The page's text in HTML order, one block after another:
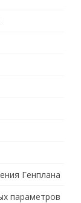
Генплана
параметров